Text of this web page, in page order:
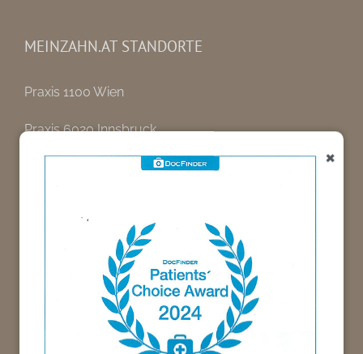
MEINZAHN.AT STANDORTE
Praxis 1100 Wien
Praxis 6020 Innsbruck
Zahnarzt Notdienst Innsbruck / Tirol
INFORMATIONEN
Informationsquellen zur Zahnheilkunde
×